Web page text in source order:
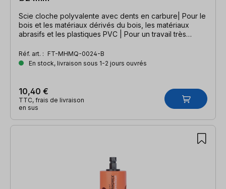
Scie cloche polyvalente avec dents en carbure| Pour le
bois et les matériaux dérivés du bois, les matériaux
abrasifs et les plastiques PVC | Pour un travail très
Réf. art. : FT-MHMQ-0024-B
En stock, livraison sous 1-2 jours ouvrés
10,40 €
TTC, frais de livraison
en sus